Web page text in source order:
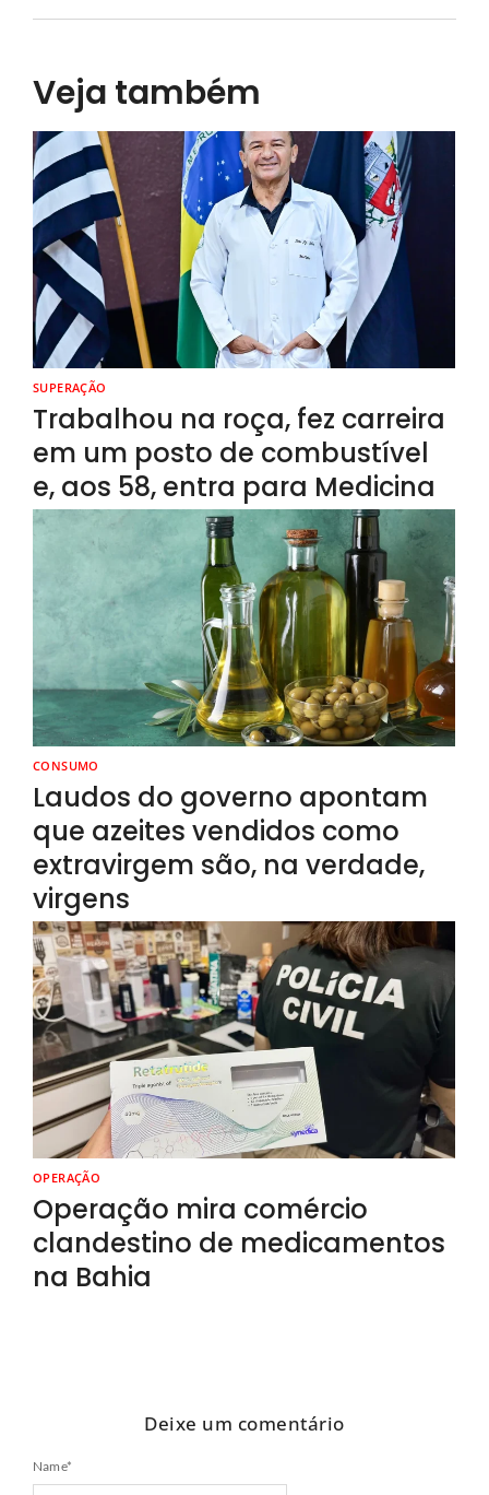
Veja também
SUPERAÇÃO
Trabalhou na roça, fez carreira
em um posto de combustível
e, aos 58, entra para Medicina
CONSUMO
Laudos do governo apontam
que azeites vendidos como
extravirgem são, na verdade,
virgens
OPERAÇÃO
Operação mira comércio
clandestino de medicamentos
na Bahia
Deixe um comentário
Name*